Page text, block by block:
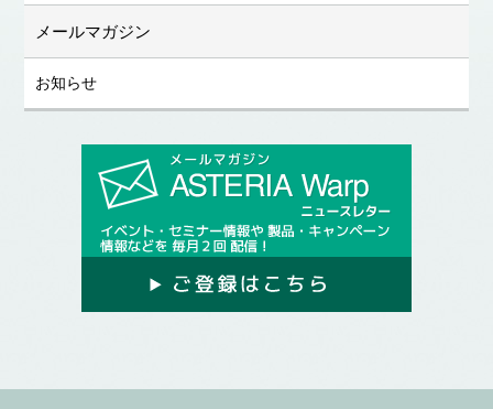
メールマガジン
お知らせ